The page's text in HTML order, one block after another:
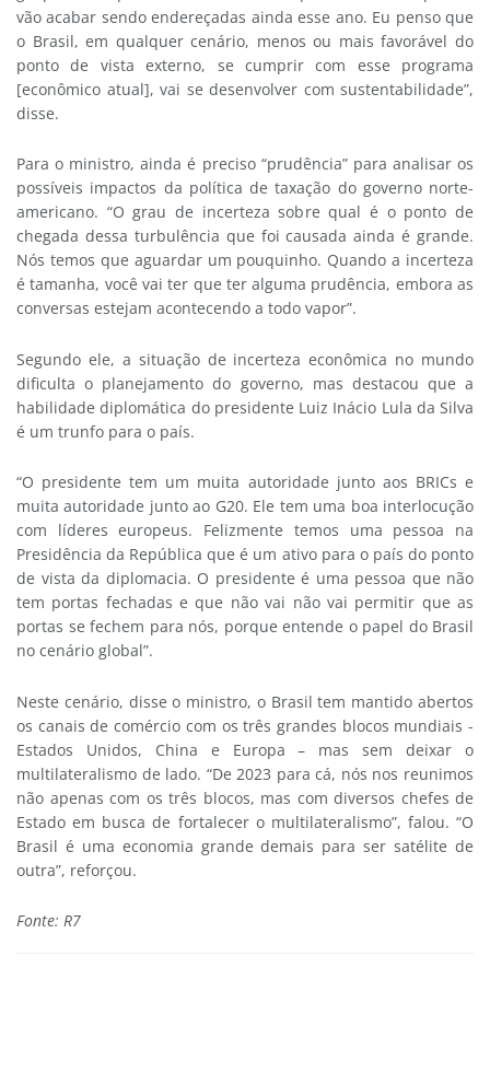
vão acabar sendo endereçadas ainda esse ano. Eu penso que
o Brasil, em qualquer cenário, menos ou mais favorável do
ponto de vista externo, se cumprir com esse programa
[econômico atual], vai se desenvolver com sustentabilidade”,
disse.
Para o ministro, ainda é preciso “prudência” para analisar os
possíveis impactos da política de taxação do governo norte-
americano. “O grau de incerteza sobre qual é o ponto de
chegada dessa turbulência que foi causada ainda é grande.
Nós temos que aguardar um pouquinho. Quando a incerteza
é tamanha, você vai ter que ter alguma prudência, embora as
conversas estejam acontecendo a todo vapor”.
Segundo ele, a situação de incerteza econômica no mundo
dificulta o planejamento do governo, mas destacou que a
habilidade diplomática do presidente Luiz Inácio Lula da Silva
é um trunfo para o país.
“O presidente tem um muita autoridade junto aos BRICs e
muita autoridade junto ao G20. Ele tem uma boa interlocução
com líderes europeus. Felizmente temos uma pessoa na
Presidência da República que é um ativo para o país do ponto
de vista da diplomacia. O presidente é uma pessoa que não
tem portas fechadas e que não vai não vai permitir que as
portas se fechem para nós, porque entende o papel do Brasil
no cenário global”.
Neste cenário, disse o ministro, o Brasil tem mantido abertos
os canais de comércio com os três grandes blocos mundiais -
Estados Unidos, China e Europa – mas sem deixar o
multilateralismo de lado. “De 2023 para cá, nós nos reunimos
não apenas com os três blocos, mas com diversos chefes de
Estado em busca de fortalecer o multilateralismo”, falou. “O
Brasil é uma economia grande demais para ser satélite de
outra”, reforçou.
Fonte: R7